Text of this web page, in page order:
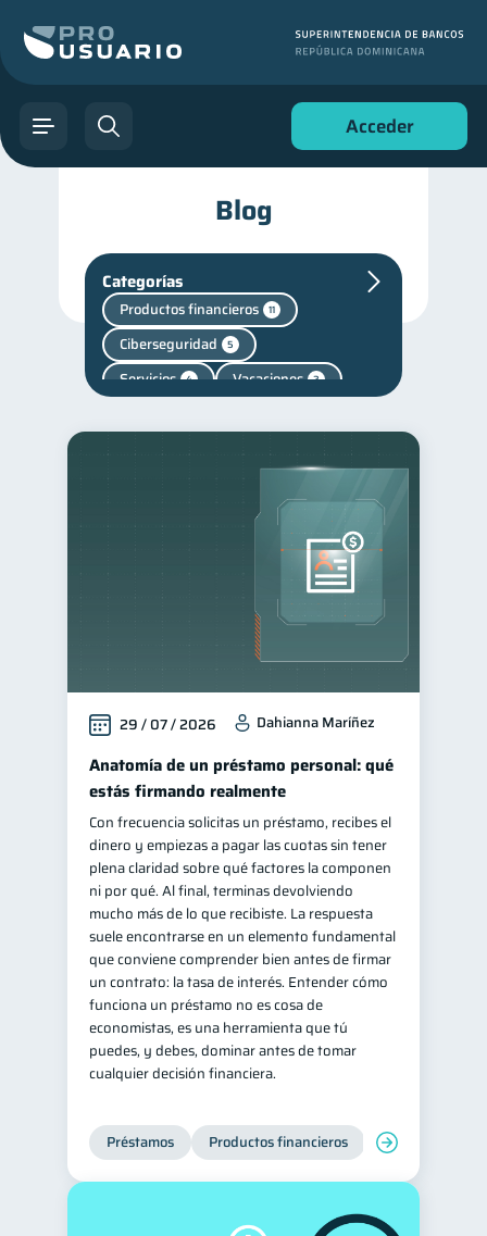
Acceder
Blog
Categorías
Productos financieros 11
Ciberseguridad 5
Servicios 4 Vacaciones 2
30
25
22
Bienestar financiero 22
Finanzas para mujeres 20
Seguridad financiera 13
Salud financiera 12
Organización Financiera 10
Deudas 10
Entidad financiera
Préstamos 8 Ahorro 8
Consejos
Tarjeta de crédito 6
Historial crediticio
Derechos & Deberes 4
Cuenta Abandonada 2
Inversiones 2
29 / 07 / 2026 Dahianna Maríñez
Anatomía de un préstamo personal: qué
estás firmando realmente
Con frecuencia solicitas un préstamo, recibes el
dinero y empiezas a pagar las cuotas sin tener
plena claridad sobre qué factores la componen
ni por qué. Al final, terminas devolviendo
mucho más de lo que recibiste. La respuesta
suele encontrarse en un elemento fundamental
que conviene comprender bien antes de firmar
un contrato: la tasa de interés. Entender cómo
funciona un préstamo no es cosa de
economistas, es una herramienta que tú
puedes, y debes, dominar antes de tomar
cualquier decisión financiera.
Préstamos Productos financieros Manejo de